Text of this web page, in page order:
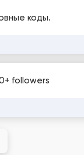
коды.
followers